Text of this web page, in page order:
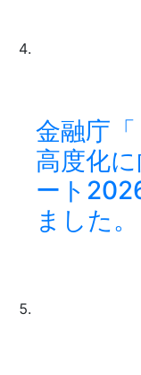
金融庁
高度化
ート
ました。